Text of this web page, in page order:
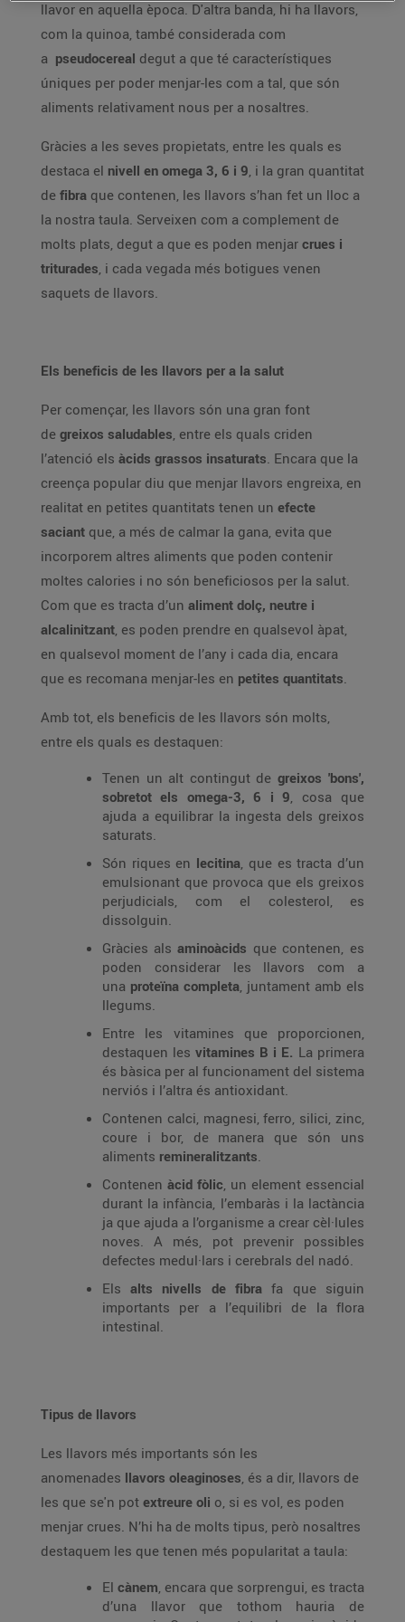
llavor en aquella època. D'altra banda, hi ha llavors,
com la quinoa, també considerada com
a pseudocereal degut a que té característiques
úniques per poder menjar-les com a tal, que són
aliments relativament nous per a nosaltres.
Gràcies a les seves propietats, entre les quals es
destaca el nivell en omega 3, 6 i 9, i la gran quantitat
de fibra que contenen, les llavors s’han fet un lloc a
la nostra taula. Serveixen com a complement de
molts plats, degut a que es poden menjar crues i
triturades, i cada vegada més botigues venen
saquets de llavors.
Els beneficis de les llavors per a la salut
Per començar, les llavors són una gran font
de greixos saludables, entre els quals criden
l’atenció els àcids grassos insaturats. Encara que la
creença popular diu que menjar llavors engreixa, en
realitat en petites quantitats tenen un efecte
saciant que, a més de calmar la gana, evita que
incorporem altres aliments que poden contenir
moltes calories i no són beneficiosos per la salut.
Com que es tracta d’un aliment dolç, neutre i
alcalinitzant, es poden prendre en qualsevol àpat,
en qualsevol moment de l’any i cada dia, encara
que es recomana menjar-les en petites quantitats.
Amb tot, els beneficis de les llavors són molts,
entre els quals es destaquen:
Tenen un alt contingut de greixos 'bons',
sobretot els omega-3, 6 i 9, cosa que
ajuda a equilibrar la ingesta dels greixos
saturats.
Són riques en lecitina, que es tracta d’un
emulsionant que provoca que els greixos
perjudicials, com el colesterol, es
dissolguin.
Gràcies als aminoàcids que contenen, es
poden considerar les llavors com a
una proteïna completa, juntament amb els
llegums.
Entre les vitamines que proporcionen,
destaquen les vitamines B i E. La primera
és bàsica per al funcionament del sistema
nerviós i l’altra és antioxidant.
Contenen calci, magnesi, ferro, silici, zinc,
coure i bor, de manera que són uns
aliments remineralitzants.
Contenen àcid fòlic, un element essencial
durant la infància, l’embaràs i la lactància
ja que ajuda a l’organisme a crear cèl·lules
noves. A més, pot prevenir possibles
defectes medul·lars i cerebrals del nadó.
Els alts nivells de fibra fa que siguin
importants per a l’equilibri de la flora
intestinal.
Tipus de llavors
Les llavors més importants són les
anomenades llavors oleaginoses, és a dir, llavors de
les que se'n pot extreure oli o, si es vol, es poden
menjar crues. N’hi ha de molts tipus, però nosaltres
destaquem les que tenen més popularitat a taula:
El cànem, encara que sorprengui, es tracta
d’una llavor que tothom hauria de